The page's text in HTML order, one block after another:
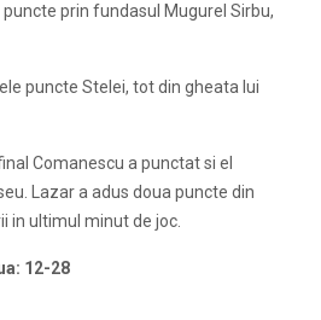
prin fundasul Mugurel Sirbu,
puncte Stelei, tot din gheata lui
Comanescu a punctat si el
Lazar a adus doua puncte din
in ultimul minut de joc.
12-28